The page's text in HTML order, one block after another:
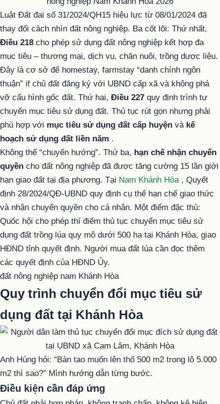
Luật Đất đai số 31/2024/QH15 hiệu lực từ 08/01/2024 đã
thay đổi cách nhìn đất nông nghiệp. Ba cốt lõi: Thứ nhất,
Điều 218 cho phép sử dụng đất nông nghiệp kết hợp đa
mục tiêu – thương mại, dịch vụ, chăn nuôi, trồng dược liệu.
Đây là cơ sở để homestay, farmstay “danh chính ngôn
thuận” if chủ đất đăng ký với UBND cấp xã và không phá
vỡ cấu hình gốc đất. Thứ hai, Điều 227 quy định trình tự
chuyển mục tiêu sử dụng đất. Thủ tục rút gọn nhưng phải
phù hợp với mục tiêu sử dụng đất cấp huyện và kế
hoạch sử dụng đất liền năm .
Không thể “chuyển hướng”. Thứ ba, hạn chế nhận chuyển
quyền cho đất nông nghiệp đã được tăng cường 15 lần giới
hạn giao đất tại địa phương. Tại Nam Khánh Hòa, Quyết
định 28/2024/QĐ-UBND quy định cụ thể hạn chế giao thức
và nhận chuyển quyền cho cá nhân. Một điểm đặc thù:
Quốc hội cho phép thí điểm thủ tục chuyển mục tiêu sử
dụng đất trồng lúa quy mô dưới 500 ha tại Khánh Hòa, giao
HĐND tỉnh quyết định. Người mua đất lúa cần đọc thêm
các quyết định của HĐND Ủy.
đất nông nghiệp nam Khánh Hòa
Quy trình chuyển đổi mục tiêu sử
dụng đất tại Khánh Hòa
Anh Hùng hỏi: “Bàn tao muốn lên thổ 500 m2 trong lô 5.000
m2 thì sao?” Mình hướng dẫn từng bước.
Điều kiện cần đáp ứng